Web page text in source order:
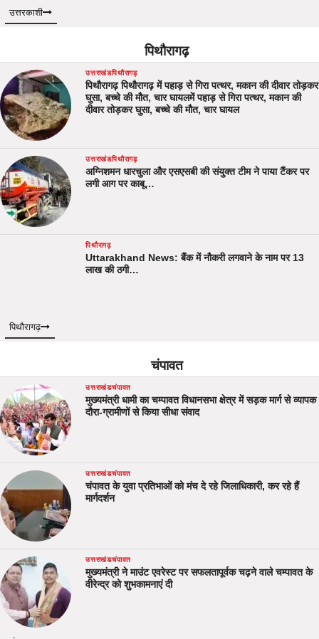
उत्तरकाशी
पिथौरागढ़
उत्तराखंडपिथौरागढ़
पिथौरागढ़ पिथौरागढ़ में पहाड़ से गिरा पत्थर, मकान की दीवार तोड़कर
घुसा, बच्चे की मौत, चार घायलमें पहाड़ से गिरा पत्थर, मकान की
दीवार तोड़कर घुसा, बच्चे की मौत, चार घायल
उत्तराखंडपिथौरागढ़
अग्निशमन धारचुला और एसएसबी की संयुक्त टीम ने पाया टैंकर पर
लगी आग पर काबू…
पिथौरागढ़
Uttarakhand News: बैंक में नौकरी लगवाने के नाम पर 13
लाख की ठगी…
पिथौरागढ़
चंपावत
उत्तराखंडचंपावत
मुख्यमंत्री धामी का चम्पावत विधानसभा क्षेत्र में सड़क मार्ग से व्यापक
दौरा-ग्रामीणों से किया सीधा संवाद
उत्तराखंडचंपावत
चंपावत के युवा प्रतिभाओं को मंच दे रहे जिलाधिकारी, कर रहे हैं
मार्गदर्शन
उत्तराखंडचंपावत
मुख्यमंत्री ने माउंट एवरेस्ट पर सफलतापूर्वक चढ़ने वाले चम्पावत के
वीरेन्द्र को शुभकामनाएं दी